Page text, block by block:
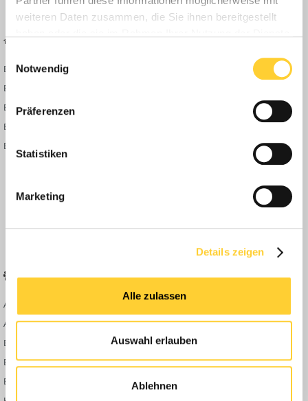
weiteren Daten zusammen, die Sie ihnen bereitgestellt
Notwendig
Präferenzen
Statistiken
Marketing
Details zeigen
Alle zulassen
Auswahl erlauben
Ablehnen
Bauforum24 News
Bauforum24 TV
BF24 Mediathek
BF24 Fotostrecken
Bauforum Shop
BELIEBTE FOREN
Abbruch
Ausbildung & Beruf
Bau Allgemein
Baumaschinen
Berg- & Tagebau
KONTAKT
Werben auf
Bauforum24
Kontakt
Impressum